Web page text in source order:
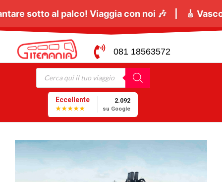
tutti a cantare sotto al palco! Viaggia con noi 🎶
081 18563572
Eccellente
★★★★★
2.092
su Google